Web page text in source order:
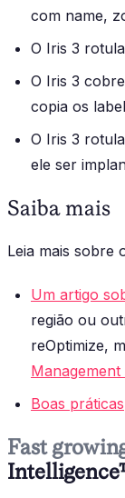
com name,
O Iris 3
O Iris 3
copia os
O Iris 3
ele ser
Saiba mais
Leia mais sobre
Um artigo
região ou
reOptimize,
Boas práticas
Fast